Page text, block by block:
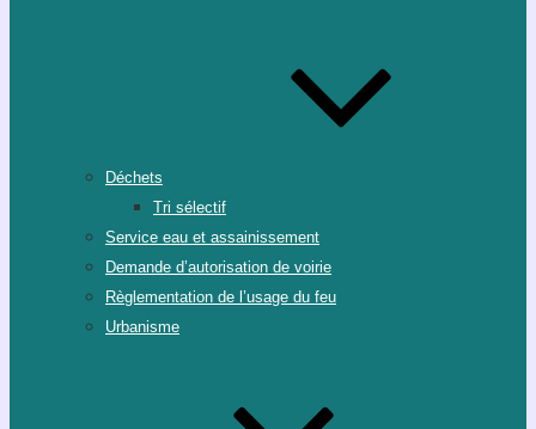
Déchets
Tri sélectif
Service eau et assainissement
Demande d’autorisation de voirie
Règlementation de l’usage du feu
Urbanisme